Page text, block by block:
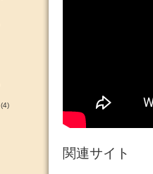
関連サイト
(4)